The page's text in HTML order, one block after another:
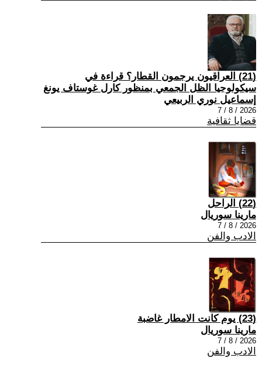
(21) العراقيون يرجمون القطار؟ قراءة في
سيكولوجيا الظل الجمعي بمنظور كارل غوستاف يونغ
إسماعيل نوري الربيعي
2026 / 8 / 7
قضايا ثقافية
(22) الراحل
مارينا سوريال
2026 / 8 / 7
الادب والفن
(23) يوم كانت الامطار غاضبة
مارينا سوريال
2026 / 8 / 7
الادب والفن